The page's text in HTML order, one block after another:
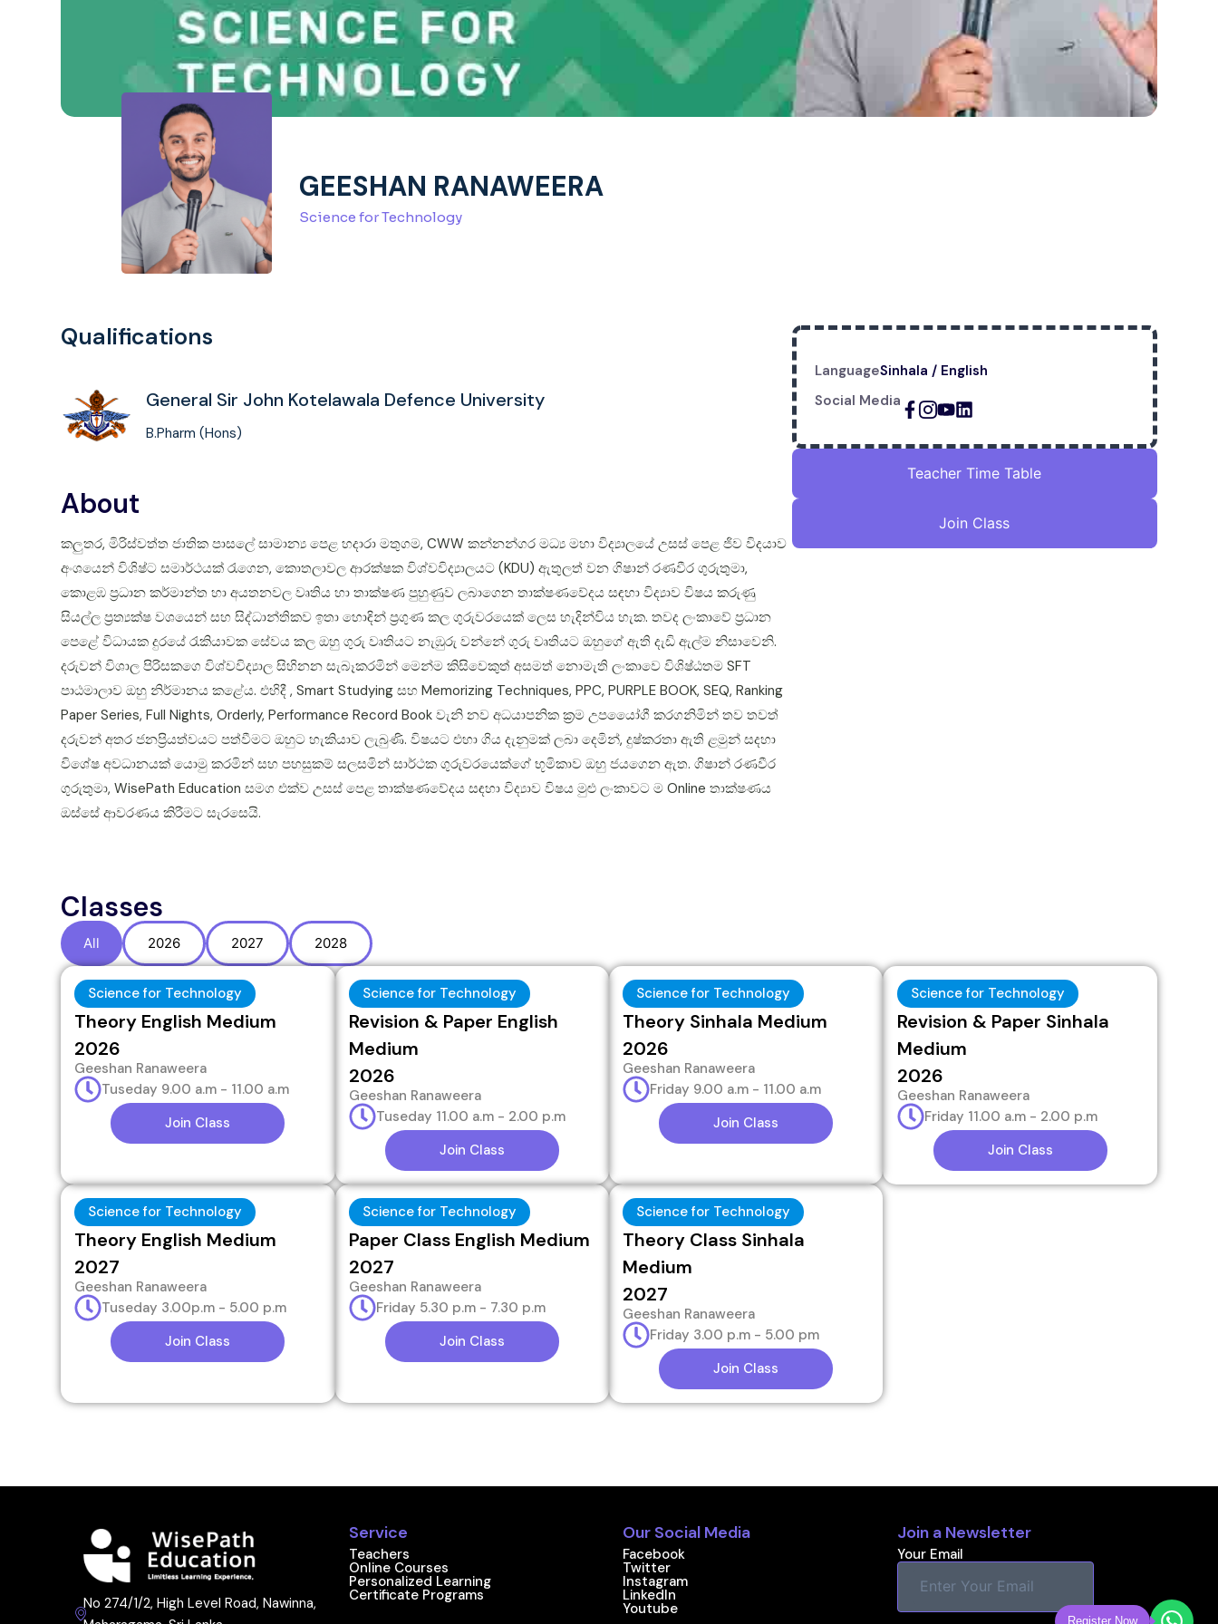
GEESHAN RANAWEERA
Science for Technology
Qualifications
General Sir John Kotelawala Defence University
B.Pharm (Hons)
About
කලුතර, මිරිස්වත්ත ජාතික පාසලේ සාමාන්‍ය පෙළ හදාරා මතුගම, CWW කන්නන්ගර මධ්‍ය මහා විද්‍යාලයේ උසස් පෙළ ජිව විදයාව
අංශයෙන් විශිෂ්ට සමාර්ථයක් රැගෙන, කොතලාවල ආරක්ෂක විශ්වවිද්‍යාලයට (KDU) ඇතුලත් වන ගිෂාන් රණවීර ගුරුතුමා,
කොළඹ ප්‍රධාන කර්මාන්ත හා අයතනවල වෘතිය හා තාක්ෂණ පුහුණුව ලබාගෙන තාක්ෂණවේදය සඳහා විද්‍යාව විෂය කරුණු
සියල්ල ප්‍රත්‍යක්ෂ වශයෙන් සහ සිද්ධාන්තිකව ඉතා හොඳින් ප්‍රගුණ කල ගුරුවරයෙක් ලෙස හැදින්විය හැක. තවද ලංකාවේ ප්‍රධාන
පෙළේ විධායක දුරයේ රැකියාවක සේවය කල ඔහු ගුරු වෘතියට නැඹුරු වන්නේ ගුරු වෘතියට ඔහුගේ ඇති දැඩි ඇල්ම නිසාවෙනි.
දරුවන් විශාල පිරිසකගෙ විශ්වවිද්‍යාල සිහිනන සැබෑකරමින් මෙන්ම කිසිවෙකුත් අසමත් නොමැති ලංකාවෙ විශිෂ්ඨතම SFT
පාඨමාලාව ඔහු නිර්මානය කළේය. එහිදී , Smart Studying සහ Memorizing Techniques, PPC, PURPLE BOOK, SEQ, Ranking
Paper Series, Full Nights, Orderly, Performance Record Book වැනි නව අධයාපනික ක්‍රම උපයෙෝගී කරගනිමින් තව තවත්
දරුවන් අතර ජනප්‍රියත්වයට පත්වීමට ඔහුට හැකියාව ලැබුණි. විෂයට එහා ගිය දැනුමක් ලබා දෙමින්, දුෂ්කරතා ඇති ළමුන් සදහා
විශේෂ අවධානයක් යොමු කරමින් සහ පහසුකම් සලසමින් සාර්ථක ගුරුවරයෙක්ගේ භූමිකාව ඔහු ජයගෙන ඇත. ගිෂාන් රණවීර
ගුරුතුමා, WisePath Education සමග එක්ව උසස් පෙළ තාක්ෂණවේදය සඳහා විද්‍යාව විෂය මුළු ලංකාවට ම Online තාක්ෂණය
ඔස්සේ ආවරණය කිරීමට සැරසෙයි.
LanguageSinhala / English
Social Media
Teacher Time Table
Join Class
Classes
All 2026 2027 2028
Science for Technology
Theory English Medium
2026
Geeshan Ranaweera
Tuseday 9.00 a.m - 11.00 a.m
Join Class
Science for Technology
Revision & Paper English
Medium
2026
Geeshan Ranaweera
Tuseday 11.00 a.m - 2.00 p.m
Join Class
Science for Technology
Theory Sinhala Medium
2026
Geeshan Ranaweera
Friday 9.00 a.m - 11.00 a.m
Join Class
Science for Technology
Revision & Paper Sinhala
Medium
2026
Geeshan Ranaweera
Friday 11.00 a.m - 2.00 p.m
Join Class
Science for Technology
Theory English Medium
2027
Geeshan Ranaweera
Tuseday 3.00p.m - 5.00 p.m
Join Class
Science for Technology
Paper Class English Medium
2027
Geeshan Ranaweera
Friday 5.30 p.m - 7.30 p.m
Join Class
Science for Technology
Theory Class Sinhala
Medium
2027
Geeshan Ranaweera
Friday 3.00 p.m - 5.00 pm
Join Class
No 274/1/2, High Level Road, Nawinna,
Service
Teachers
Online Courses
Personalized Learning
Certificate Programs
Our Social Media
Facebook
Twitter
Instagram
LinkedIn
Youtube
Join a Newsletter
Your Email
Register Now